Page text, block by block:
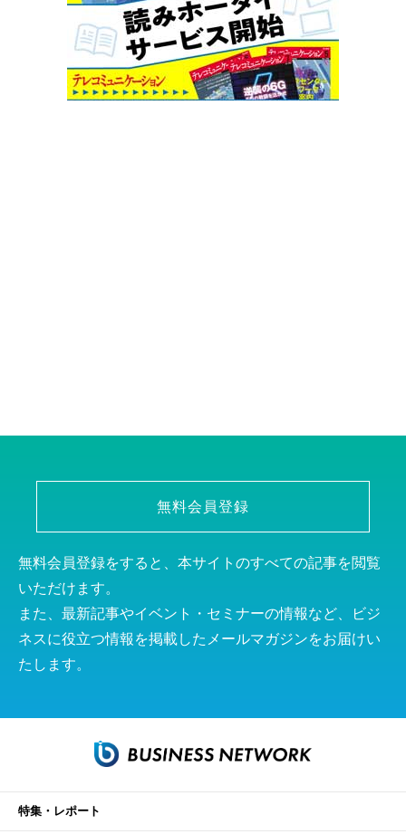
無料会員登録
無料会員登録をすると、本サイトのすべての記事を閲覧
いただけます。
また、最新記事やイベント・セミナーの情報など、ビジ
ネスに役立つ情報を掲載したメールマガジンをお届けい
たします。
特集・レポート